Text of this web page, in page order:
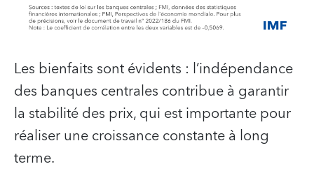
Les bienfaits sont évidents : l’indépendance
des banques centrales contribue à garantir
la stabilité des prix, qui est importante pour
réaliser une croissance constante à long
terme.